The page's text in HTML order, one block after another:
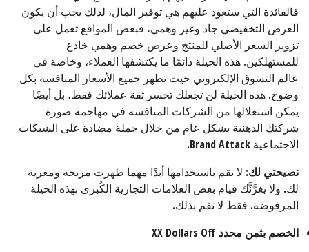
فالفائدة التي ستعود عليهم هي توفير المال، لذلك يجب أن يكون
العرض التخفيضي جاد وغير وهمي، فبعض المواقع تعمل على
تزوير السعر الأصلي للمنتج وعرض خصم وهمي خادع
للمستهلكين. هذه الحيلة دائمًا ما يكتشفها العملاء، وخاصة في
عالم التسوق الإلكتروني حيث تظهر جميع الأسعار المنافسة بكل
وضوح. هذه الحيلة لن تجعلك تخسر ثقة عملائك فقط، بل أيضًا
يمكن استغلالها من الشركات المنافسة في مهاجمة صورة
شركتك الذهنية بشكل عام من خلال حملة مضادة على الشبكات
الاجتماعية Brand Attack.
نصيحتي لك: لا تقم باستخدامها أبدًا مهما ظهرت مربحة ومغرية
لك. ولا يغرَّنَّك قيام بعض العلامات التجارية الكُبرى بهذه الحيلة
المرفوضة. فقط لا تقم بذلك.
الخصم بثمن محدد XX Dollars Off